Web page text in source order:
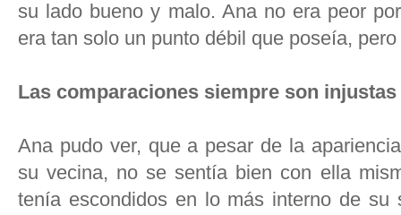
su lado bueno y malo. Ana no era peor
era tan solo un punto débil que poseía,
Las comparaciones siempre son injustas
Ana pudo ver, que a pesar de la
su vecina, no se sentía bien con ella
tenía escondidos en lo más interno de su